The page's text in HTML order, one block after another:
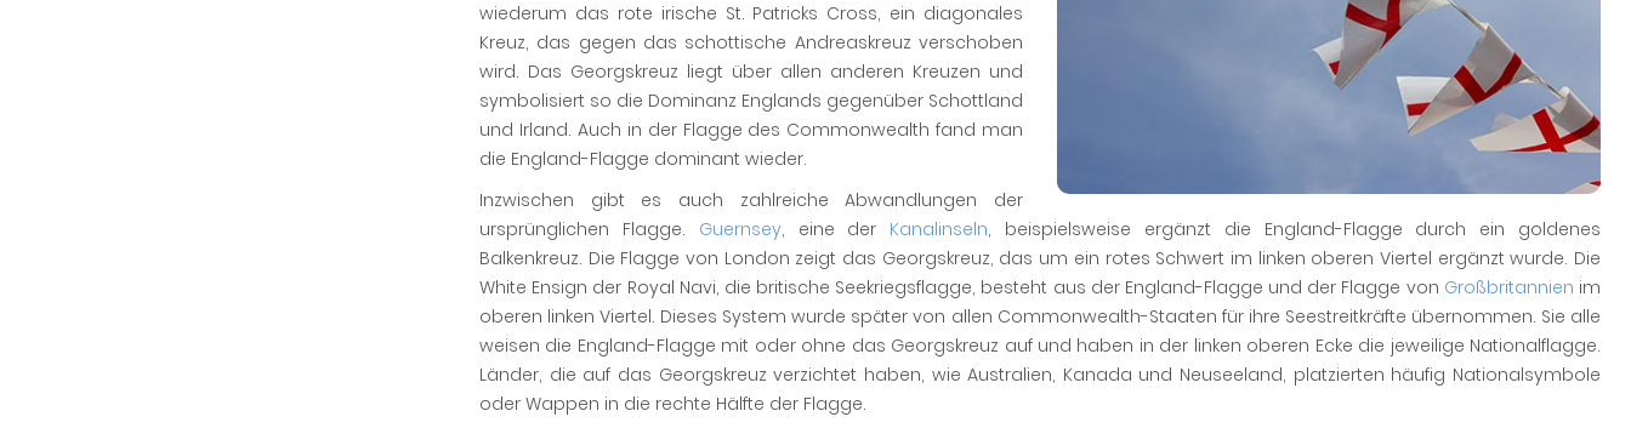
wiederum das rote irische St. Patricks Cross, ein diagonales
Kreuz, das gegen das schottische Andreaskreuz verschoben
wird. Das Georgskreuz liegt über allen anderen Kreuzen und
symbolisiert so die Dominanz Englands gegenüber Schottland
und Irland. Auch in der Flagge des Commonwealth fand man
die England-Flagge dominant wieder.
Inzwischen gibt es auch zahlreiche Abwandlungen der
ursprünglichen Flagge. Guernsey, eine der Kanalinseln, beispielsweise ergänzt die England-Flagge durch ein goldenes
Balkenkreuz. Die Flagge von London zeigt das Georgskreuz, das um ein rotes Schwert im linken oberen Viertel ergänzt wurde. Die
White Ensign der Royal Navi, die britische Seekriegsflagge, besteht aus der England-Flagge und der Flagge von Großbritannien im
oberen linken Viertel. Dieses System wurde später von allen Commonwealth-Staaten für ihre Seestreitkräfte übernommen. Sie alle
weisen die England-Flagge mit oder ohne das Georgskreuz auf und haben in der linken oberen Ecke die jeweilige Nationalflagge.
Länder, die auf das Georgskreuz verzichtet haben, wie Australien, Kanada und Neuseeland, platzierten häufig Nationalsymbole
oder Wappen in die rechte Hälfte der Flagge.